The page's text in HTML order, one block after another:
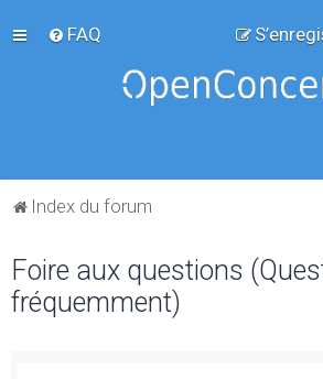
FAQ
Index du forum
Foire aux questions
fréquemment)